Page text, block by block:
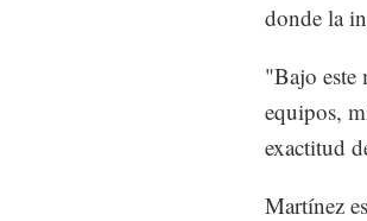
donde la
"Bajo este
equipos,
exactitud
Martínez